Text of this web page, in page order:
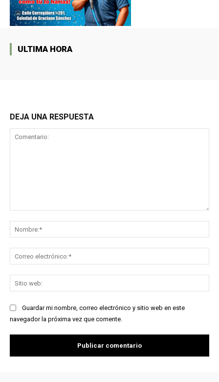
ULTIMA HORA
DEJA UNA RESPUESTA
Guardar mi nombre, correo electrónico y sitio web en este
navegador la próxima vez que comente.